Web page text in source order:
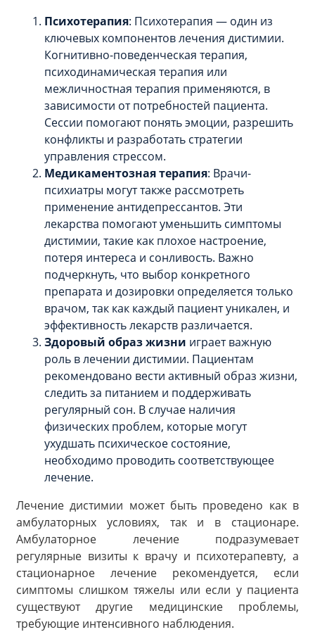
Психотерапия: Психотерапия — один из
ключевых компонентов лечения дистимии.
Когнитивно-поведенческая терапия,
психодинамическая терапия или
межличностная терапия применяются, в
зависимости от потребностей пациента.
Сессии помогают понять эмоции, разрешить
конфликты и разработать стратегии
управления стрессом.
Медикаментозная терапия: Врачи-
психиатры могут также рассмотреть
применение антидепрессантов. Эти
лекарства помогают уменьшить симптомы
дистимии, такие как плохое настроение,
потеря интереса и сонливость. Важно
подчеркнуть, что выбор конкретного
препарата и дозировки определяется только
врачом, так как каждый пациент уникален, и
эффективность лекарств различается.
Здоровый образ жизни играет важную
роль в лечении дистимии. Пациентам
рекомендовано вести активный образ жизни,
следить за питанием и поддерживать
регулярный сон. В случае наличия
физических проблем, которые могут
ухудшать психическое состояние,
необходимо проводить соответствующее
лечение.
Лечение дистимии может быть проведено как в
амбулаторных условиях, так и в стационаре.
Амбулаторное лечение подразумевает
регулярные визиты к врачу и психотерапевту, а
стационарное лечение рекомендуется, если
симптомы слишком тяжелы или если у пациента
существуют другие медицинские проблемы,
требующие интенсивного наблюдения.